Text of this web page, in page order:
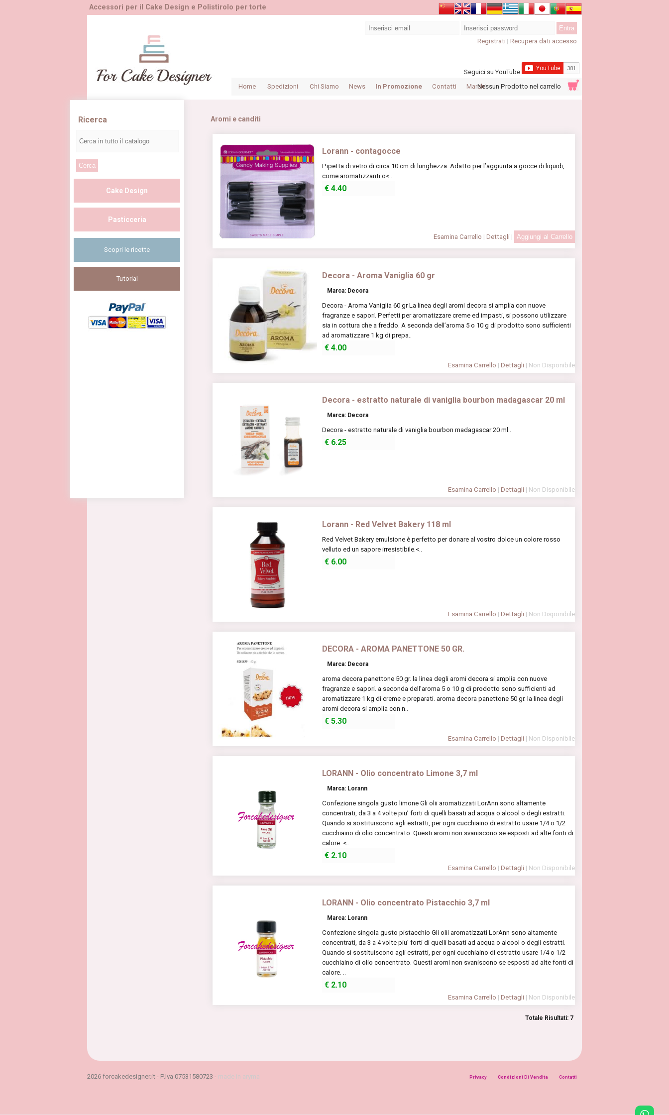
Accessori per il Cake Design e Polistirolo per torte
Registrati | Recupera dati accesso
Seguici su YouTube
Home
Spedizioni Chi Siamo News In Promozione Contatti MarchiNessun Prodotto nel carrello
Ricerca
Cake Design
Pasticceria
Scopri le ricette
Tutorial
Aromi e canditi
Lorann - contagocce
Pipetta di vetro di circa 10 cm di lunghezza. Adatto per l’aggiunta a gocce di liquidi,
come aromatizzanti o<..
€4.40
Esamina Carrello | Dettagli |
Decora - Aroma Vaniglia 60 gr
Marca: Decora
Decora - Aroma Vaniglia 60 gr La linea degli aromi decora si amplia con nuove
fragranze e sapori. Perfetti per aromatizzare creme ed impasti, si possono utilizzare
sia in cottura che a freddo. A seconda dell’aroma 5 o 10 g di prodotto sono sufficienti
ad aromatizzare 1 kg di prepa..
€4.00
Esamina Carrello | Dettagli | Non Disponibile
Decora - estratto naturale di vaniglia bourbon madagascar 20 ml
Marca: Decora
Decora - estratto naturale di vaniglia bourbon madagascar 20 ml..
€ 6.25
Esamina Carrello | Dettagli | Non Disponibile
Lorann - Red Velvet Bakery 118 ml
Red Velvet Bakery emulsione è perfetto per donare al vostro dolce un colore rosso
velluto ed un sapore irresistibile.<..
€ 6.00
Esamina Carrello | Dettagli | Non Disponibile
DECORA - AROMA PANETTONE 50 GR.
Marca: Decora
aroma decora panettone 50 gr. la linea degli aromi decora si amplia con nuove
fragranze e sapori. a seconda dell’aroma 5 o 10 g di prodotto sono sufficienti ad
aromatizzare 1 kg di creme e preparati. aroma decora panettone 50 gr. la linea degli
aromi decora si amplia con n..
€5.30
Esamina Carrello | Dettagli | Non Disponibile
LORANN - Olio concentrato Limone 3,7 ml
Marca: Lorann
Confezione singola gusto limone Gli olii aromatizzati LorAnn sono altamente
concentrati, da 3 a 4 volte piu’ forti di quelli basati ad acqua o alcool o degli estratti.
Quando si sostituiscono agli estratti, per ogni cucchiaino di estratto usare 1/4 o 1/2
cucchiaino di olio concentrato. Questi aromi non svaniscono se esposti ad alte fonti di
calore. <..
€ 2.10
Esamina Carrello | Dettagli | Non Disponibile
LORANN - Olio concentrato Pistacchio 3,7 ml
Marca: Lorann
Confezione singola gusto pistacchio Gli olii aromatizzati LorAnn sono altamente
concentrati, da 3 a 4 volte piu’ forti di quelli basati ad acqua o alcool o degli estratti.
Quando si sostituiscono agli estratti, per ogni cucchiaino di estratto usare 1/4 o 1/2
cucchiaino di olio concentrato. Questi aromi non svaniscono se esposti ad alte fonti di
calore. ..
€ 2.10
Esamina Carrello | Dettagli | Non Disponibile
Totale Risultati: 7
2026 forcakedesigner.it - P.Iva 07531580723 - made in aryma Privacy Condizioni Di Vendita Contatti